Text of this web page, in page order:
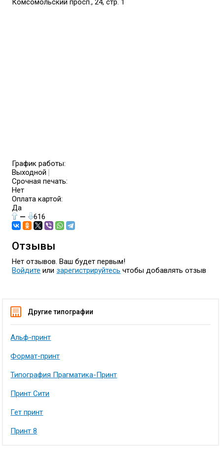
Комсомольский просп., 24, стр. 1
График работы:
Выходной
Срочная печать:
Нет
Оплата картой:
Да
—
616
Отзывы
Нет отзывов. Ваш будет первым!
Войдите или зарегистрируйтесь чтобы добавлять отзыв
Другие типографии
Альф-принт
Формат-принт
Типография Прагматика-Принт
Принт Сити
Гет принт
Принт 8